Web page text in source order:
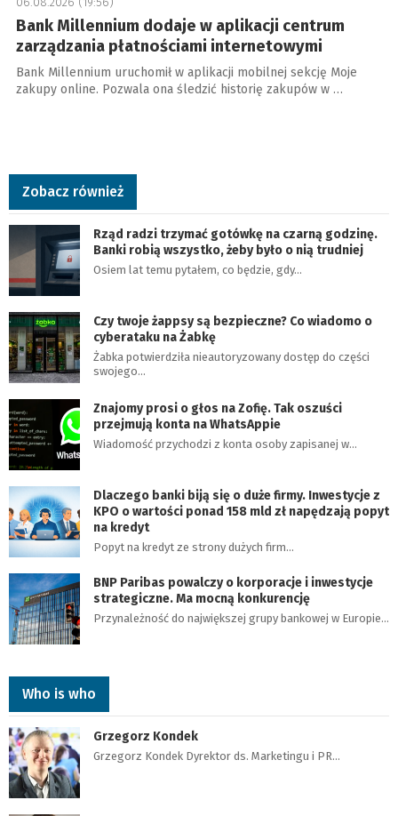
Bank Millennium dodaje w aplikacji centrum
zarządzania płatnościami internetowymi
Bank Millennium uruchomił w aplikacji mobilnej sekcję Moje
zakupy online. Pozwala ona śledzić historię zakupów w …
Zobacz również
Rząd radzi trzymać gotówkę na czarną godzinę.
Banki robią wszystko, żeby było o nią trudniej
Osiem lat temu pytałem, co będzie, gdy…
Czy twoje żappsy są bezpieczne? Co wiadomo o
cyberataku na Żabkę
Żabka potwierdziła nieautoryzowany dostęp do części
swojego…
Znajomy prosi o głos na Zofię. Tak oszuści
przejmują konta na WhatsAppie
Wiadomość przychodzi z konta osoby zapisanej w…
Dlaczego banki biją się o duże firmy. Inwestycje z
KPO o wartości ponad 158 mld zł napędzają popyt
na kredyt
Popyt na kredyt ze strony dużych firm…
BNP Paribas powalczy o korporacje i inwestycje
strategiczne. Ma mocną konkurencję
Przynależność do największej grupy bankowej w Europie…
Who is who
Grzegorz Kondek
Grzegorz Kondek Dyrektor ds. Marketingu i PR…